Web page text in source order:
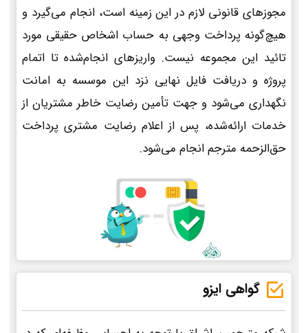
مجوزهای قانونی لازم در این زمینه است، انجام می‌گیرد و
هیچ‌گونه پرداخت وجهی به حساب اشخاص حقیقی مورد
تائید این مجموعه نیست. واریزهای انجام‌شده تا اتمام
پروژه و دریافت فایل نهایی نزد این موسسه به امانت
نگهداری می‌شود و جهت تأمین رضایت خاطر مشتریان از
خدمات ارائه‌شده، پس از اعلام رضایت مشتری پرداخت
حق‌الزحمه مترجم انجام می‌شود.
گواهی ایزو